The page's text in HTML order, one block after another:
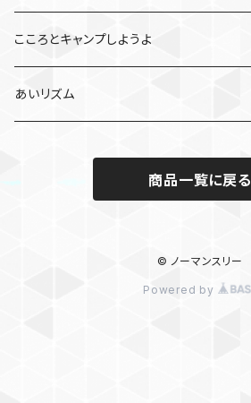
こころとキャンプしようよ
あいリズム
商品一覧に戻る
© ノーマンスリー
Powered by